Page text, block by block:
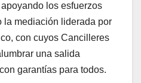
los esfuerzos
la mediación liderada por
con cuyos Cancilleres
una salida
garantías para todos.